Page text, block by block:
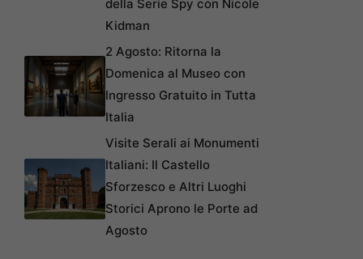
della Serie Spy con Nicole
Kidman
2 Agosto: Ritorna la
Domenica al Museo con
Ingresso Gratuito in Tutta
Italia
Visite Serali ai Monumenti
Italiani: Il Castello
Sforzesco e Altri Luoghi
Storici Aprono le Porte ad
Agosto